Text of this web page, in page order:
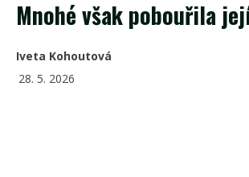
Mnohé však pobouřila
Iveta Kohoutová
28. 5. 2026